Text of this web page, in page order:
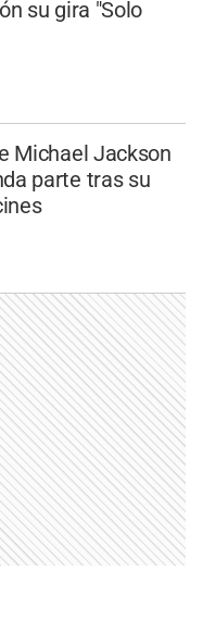
su gira "Solo
Michael Jackson
parte tras su